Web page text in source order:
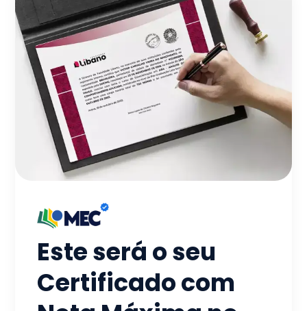
Este será o seu
Certificado com